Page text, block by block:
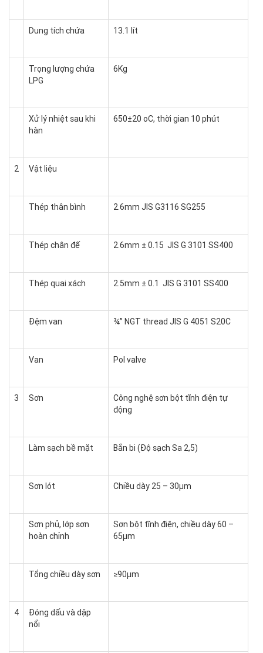
Dung tích chứa 13.1 lít
Trọng lượng chứa
LPG
6Kg
Xử lý nhiệt sau khi
hàn
650±20 oC, thời gian 10 phút
2 Vật liệu
Thép thân bình 2.6mm JIS G3116 SG255
Thép chân đế 2.6mm ± 0.15 JIS G 3101 SS400
Thép quai xách 2.5mm ± 0.1 JIS G 3101 SS400
Đệm van ¾” NGT thread JIS G 4051 S20C
Van Pol valve
3 Sơn
Công nghệ sơn bột tĩnh điện tự
động
Làm sạch bề mặt Bắn bi (Độ sạch Sa 2,5)
Sơn lót Chiều dày 25 – 30µm
Sơn phủ, lớp sơn
hoàn chỉnh
Sơn bột tĩnh điện, chiều dày 60 –
65µm
Tổng chiều dày sơn ≥90µm
4
Đóng dấu và dập
nổi